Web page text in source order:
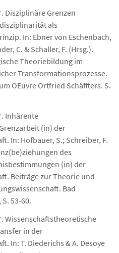
Disziplinäre Grenzen
als
In: Ebner von Eschenbach,
C. & Schaller, F. (Hrsg.).
Theoriebildung im
Transformationsprozesse.
OEuvre Ortfried Schäffters. S.
Inhärente
(in) der
In: Hofbauer, S.; Schreiber, F.
des
(in) der
Beiträge zur Theorie und
Bad
53-60.
Wissenschaftstheoretische
in der
In: T. Diederichs & A. Desoye